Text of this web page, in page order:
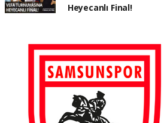
Heyecanlı Final!